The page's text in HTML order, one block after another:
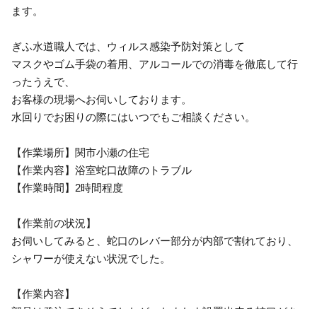
ます。
ぎふ水道職人では、ウィルス感染予防対策として
マスクやゴム手袋の着用、アルコールでの消毒を徹底して行
ったうえで、
お客様の現場へお伺いしております。
水回りでお困りの際にはいつでもご相談ください。
【作業場所】関市小瀬の住宅
【作業内容】浴室蛇口故障のトラブル
【作業時間】2時間程度
【作業前の状況】
お伺いしてみると、蛇口のレバー部分が内部で割れており、
シャワーが使えない状況でした。
【作業内容】